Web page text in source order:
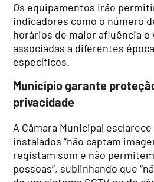
Os equipamentos irão
indicadores como o número
horários de maior afluência e
associadas a diferentes
específicos.
Município garante
privacidade
A Câmara Municipal
instalados “não captam
registam som e não
pessoas”, sublinhando que